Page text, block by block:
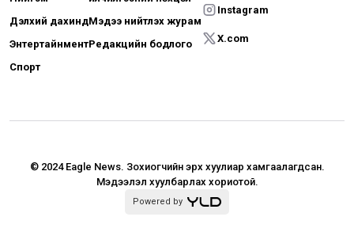
Дэлхий дахинд
Энтертайнмент
Спорт
Мэдээ нийтлэх журам
Редакцийн бодлого
Instagram
X.com
© 2024 Eagle News. Зохиогчийн эрх хуулиар хамгаалагдсан.
Мэдээлэл хуулбарлах хориотой.
Powered by